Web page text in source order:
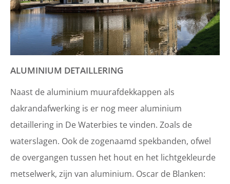
ALUMINIUM DETAILLERING
Naast de aluminium muurafdekkappen als
dakrandafwerking is er nog meer aluminium
detaillering in De Waterbies te vinden. Zoals de
waterslagen. Ook de zogenaamd spekbanden, ofwel
de overgangen tussen het hout en het lichtgekleurde
metselwerk, zijn van aluminium. Oscar de Blanken: